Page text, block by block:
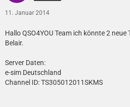
11. Januar 2014
Hallo QSO4YOU Team ich könnte 2
Belair.
Server Daten:
e-sim Deutschland
Channel ID: TS305012011SKMS